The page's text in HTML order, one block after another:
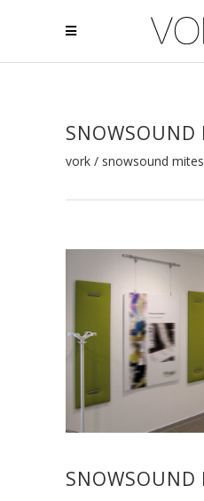
SNOWSOUND
vork / snowsound
SNOWSOUND